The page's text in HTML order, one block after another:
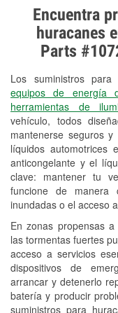
Encuentra
huracanes
Parts
Los suministros
equipos de energía
herramientas de
vehículo, todos
mantenerse seguros
líquidos automotrices
anticongelante y el
clave: mantener tu
funcione de manera
inundadas o el acceso
En zonas propensas
las tormentas fuertes
acceso a servicios
dispositivos de
arrancar y detenerlo
batería y producir
suministros para
freno
Conoce